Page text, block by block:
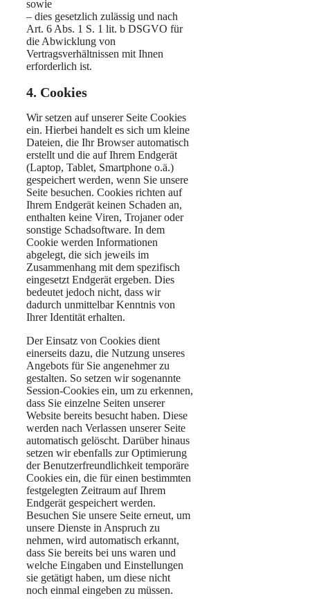
sowie
– dies gesetzlich zulässig und nach
Art. 6 Abs. 1 S. 1 lit. b DSGVO für
die Abwicklung von
Vertragsverhältnissen mit Ihnen
erforderlich ist.
4. Cookies
Wir setzen auf unserer Seite Cookies
ein. Hierbei handelt es sich um kleine
Dateien, die Ihr Browser automatisch
erstellt und die auf Ihrem Endgerät
(Laptop, Tablet, Smartphone o.ä.)
gespeichert werden, wenn Sie unsere
Seite besuchen. Cookies richten auf
Ihrem Endgerät keinen Schaden an,
enthalten keine Viren, Trojaner oder
sonstige Schadsoftware. In dem
Cookie werden Informationen
abgelegt, die sich jeweils im
Zusammenhang mit dem spezifisch
eingesetzt Endgerät ergeben. Dies
bedeutet jedoch nicht, dass wir
dadurch unmittelbar Kenntnis von
Ihrer Identität erhalten.
Der Einsatz von Cookies dient
einerseits dazu, die Nutzung unseres
Angebots für Sie angenehmer zu
gestalten. So setzen wir sogenannte
Session-Cookies ein, um zu erkennen,
dass Sie einzelne Seiten unserer
Website bereits besucht haben. Diese
werden nach Verlassen unserer Seite
automatisch gelöscht. Darüber hinaus
setzen wir ebenfalls zur Optimierung
der Benutzerfreundlichkeit temporäre
Cookies ein, die für einen bestimmten
festgelegten Zeitraum auf Ihrem
Endgerät gespeichert werden.
Besuchen Sie unsere Seite erneut, um
unsere Dienste in Anspruch zu
nehmen, wird automatisch erkannt,
dass Sie bereits bei uns waren und
welche Eingaben und Einstellungen
sie getätigt haben, um diese nicht
noch einmal eingeben zu müssen.